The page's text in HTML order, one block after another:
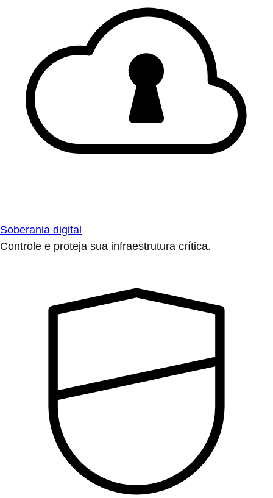
Soberania digital
Controle e proteja sua infraestrutura crítica.